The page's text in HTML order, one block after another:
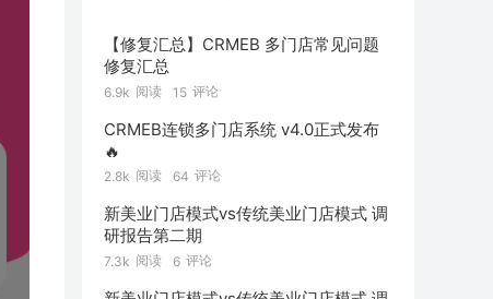
【修复汇总】CRMEB 多门店常见问题
修复汇总
6.9k 阅读 15 评论
CRMEB连锁多门店系统 v4.0正式发布
🔥
2.8k 阅读 64 评论
新美业门店模式vs传统美业门店模式 调
研报告第二期
7.3k 阅读 6 评论